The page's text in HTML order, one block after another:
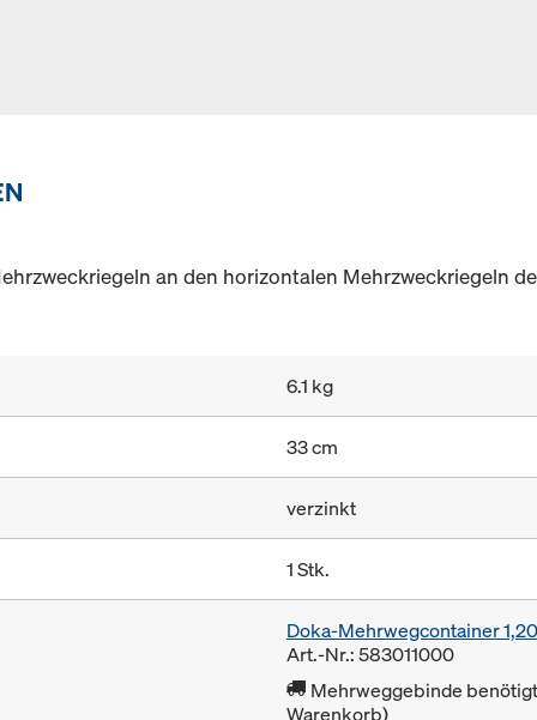
an den horizontalen Mehrzweckriegeln
6.1 kg
33 cm
verzinkt
1 Stk.
Doka-Mehrwegcontainer
Art.-Nr.: 583011000
Mehrweggebinde
Warenkorb)